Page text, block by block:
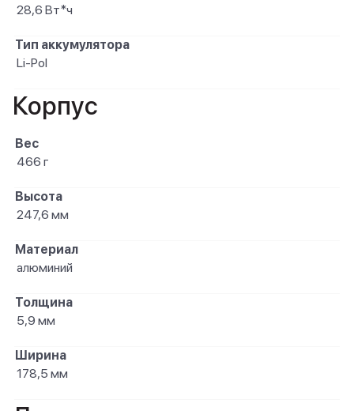
28,6 Вт*ч
Тип аккумулятора
Li-Pol
Корпус
Вес
466 г
Высота
247,6 мм
Материал
алюминий
Толщина
5,9 мм
Ширина
178,5 мм